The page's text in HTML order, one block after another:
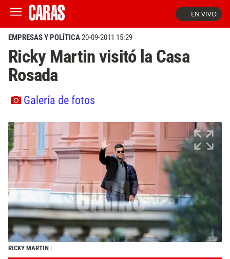
EN VIVO
EMPRESAS Y POLÍTICA20-09-2011 15:29
Ricky Martin visitó la Casa
Rosada
Galería de fotos
RICKY MARTIN |